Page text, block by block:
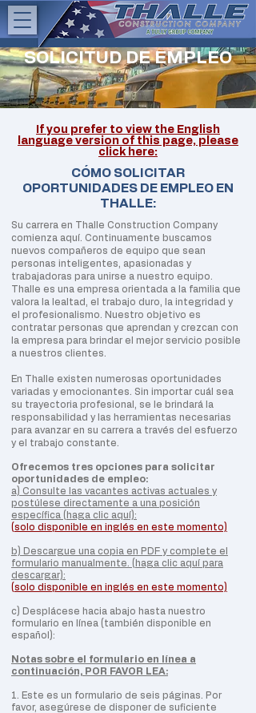
SOLICITUD DE EMPLEO
If you prefer to view the English
language version of this page, please
click here:
CÓMO SOLICITAR
OPORTUNIDADES DE EMPLEO EN
THALLE:
Su carrera en Thalle Construction Company
comienza aquí. Continuamente buscamos
nuevos compañeros de equipo que sean
personas inteligentes, apasionadas y
trabajadoras para unirse a nuestro equipo.
Thalle es una empresa orientada a la familia que
valora la lealtad, el trabajo duro, la integridad y
el profesionalismo. Nuestro objetivo es
contratar personas que aprendan y crezcan con
la empresa para brindar el mejor servicio posible
a nuestros clientes.
En Thalle existen numerosas oportunidades
variadas y emocionantes. Sin importar cuál sea
su trayectoria profesional, se le brindará la
responsabilidad y las herramientas necesarias
para avanzar en su carrera a través del esfuerzo
y el trabajo constante.
Ofrecemos tres opciones para solicitar
oportunidades de empleo:
a) Consulte las vacantes activas actuales y
postúlese directamente a una posición
específica (haga clic aquí):
(solo disponible en inglés en este momento)
b) Descargue una copia en PDF y complete el
formulario manualmente. (haga clic aquí para
descargar):
(solo disponible en inglés en este momento)
c) Desplácese hacia abajo hasta nuestro
formulario en línea (también disponible en
español):
Notas sobre el formulario en línea a
continuación, POR FAVOR LEA:
1. Este es un formulario de seis páginas. Por
favor, asegúrese de disponer de suficiente